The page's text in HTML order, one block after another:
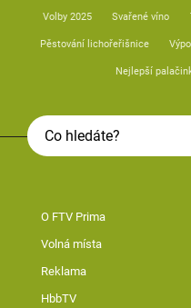
Volby 2025 Svařené víno
Pěstování lichořeřišnice
Nejlepší
O FTV Prima
Volná místa
Reklama
HbbTV